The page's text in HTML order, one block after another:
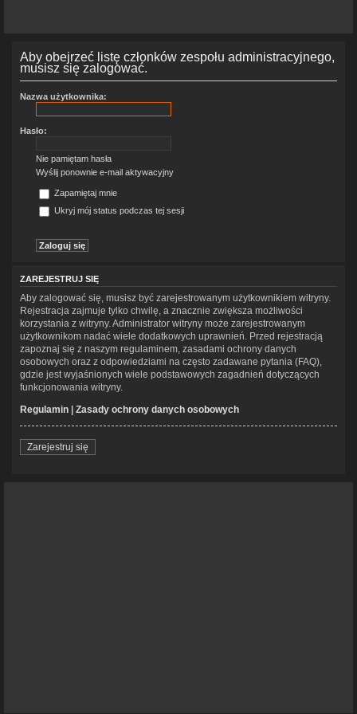
Aby obejrzeć listę członków zespołu administracyjnego,
musisz się zalogować.
Nazwa użytkownika:
Hasło:
Nie pamiętam hasła
Wyślij ponownie e-mail aktywacyjny
Zapamiętaj mnie
Ukryj mój status podczas tej sesji
ZAREJESTRUJ SIĘ
Aby zalogować się, musisz być zarejestrowanym użytkownikiem witryny.
Rejestracja zajmuje tylko chwilę, a znacznie zwiększa możliwości
korzystania z witryny. Administrator witryny może zarejestrowanym
użytkownikom nadać wiele dodatkowych uprawnień. Przed rejestracją
zapoznaj się z naszym regulaminem, zasadami ochrony danych
osobowych oraz z odpowiedziami na często zadawane pytania (FAQ),
gdzie jest wyjaśnionych wiele podstawowych zagadnień dotyczących
funkcjonowania witryny.
Regulamin | Zasady ochrony danych osobowych
Zarejestruj się